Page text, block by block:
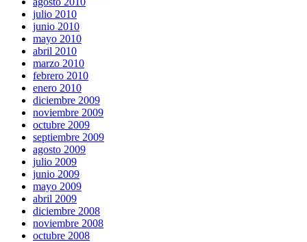
julio 2010
junio 2010
mayo 2010
abril 2010
marzo 2010
febrero 2010
enero 2010
diciembre 2009
noviembre 2009
octubre 2009
septiembre 2009
agosto 2009
julio 2009
junio 2009
mayo 2009
abril 2009
diciembre 2008
noviembre 2008
octubre 2008